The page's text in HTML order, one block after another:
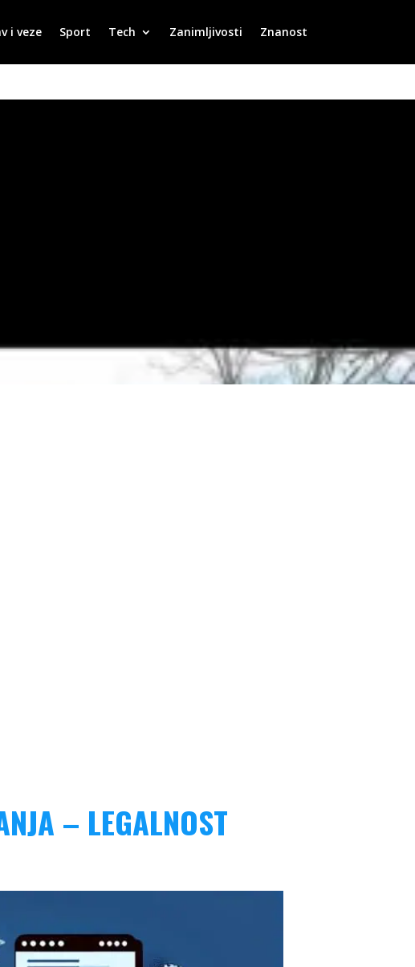
i veze Sport Tech Zanimljivosti Znanost
– LEGALNOST